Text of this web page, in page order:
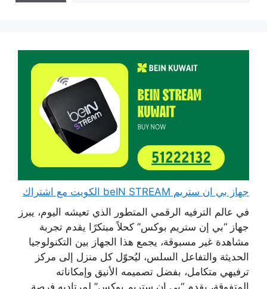
جهاز بي ان ستريم beIN STREAM الكويت مع اشتراك
في عالم الترفيه الرقمي المتطور الذي تعيشه اليوم، يبرز
جهاز “بي إن ستريم بوكس” كحلاً مبتكرًا يقدم تجربة
مشاهدة غير مسبوقة، يجمع هذا الجهاز بين التكنولوجيا
الحديثة والتفاعل السلس، ليُحوّل كل منزل إلى مركز
ترفيهي متكامل، بفضل تصميمه الأنيق وإمكاناته
المتفوقة، يقدم “بي إن ستريم بوكس” لمرتاديه فرصة